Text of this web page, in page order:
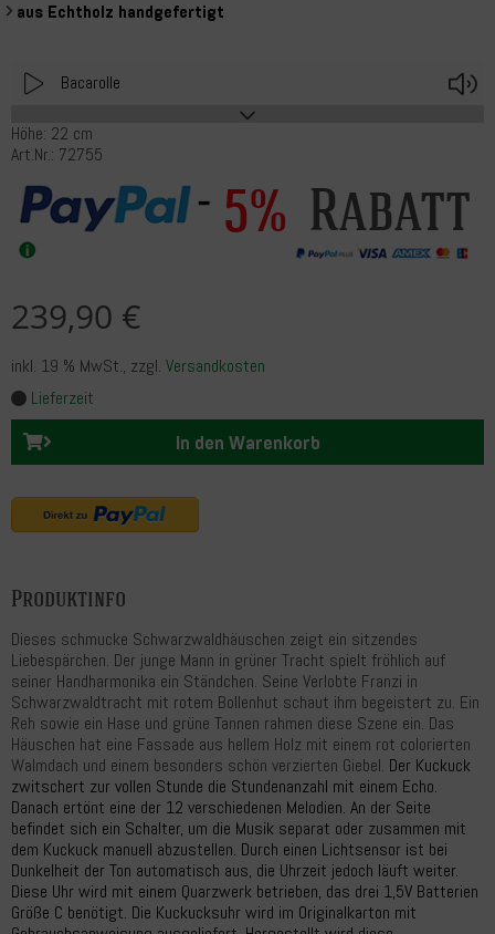
aus Echtholz handgefertigt
Bacarolle
Play
Höhe: 22 cm
Art.Nr.: 72755
5% Rabatt
239,90 €
inkl. 19 % MwSt., zzgl. Versandkosten
Lieferzeit
In den Warenkorb
Produktinfo
Dieses schmucke Schwarzwaldhäuschen zeigt ein sitzendes
Liebespärchen. Der junge Mann in grüner Tracht spielt fröhlich auf
seiner Handharmonika ein Ständchen. Seine Verlobte Franzi in
Schwarzwaldtracht mit rotem Bollenhut schaut ihm begeistert zu. Ein
Reh sowie ein Hase und grüne Tannen rahmen diese Szene ein. Das
Häuschen hat eine Fassade aus hellem Holz mit einem rot colorierten
Walmdach und einem besonders schön verzierten Giebel. Der Kuckuck
zwitschert zur vollen Stunde die Stundenanzahl mit einem Echo.
Danach ertönt eine der 12 verschiedenen Melodien. An der Seite
befindet sich ein Schalter, um die Musik separat oder zusammen mit
dem Kuckuck manuell abzustellen. Durch einen Lichtsensor ist bei
Dunkelheit der Ton automatisch aus, die Uhrzeit jedoch läuft weiter.
Diese Uhr wird mit einem Quarzwerk betrieben, das drei 1,5V Batterien
Größe C benötigt. Die Kuckucksuhr wird im Originalkarton mit